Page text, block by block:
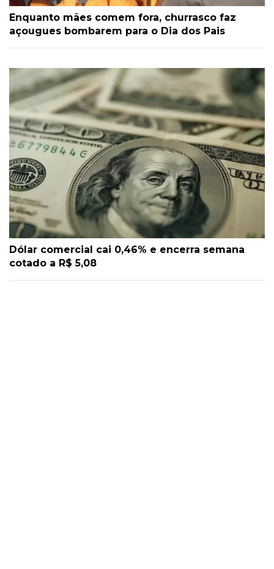
Enquanto mães comem fora, churrasco faz
açougues bombarem para o Dia dos Pais
Dólar comercial cai 0,46% e encerra semana
cotado a R$ 5,08